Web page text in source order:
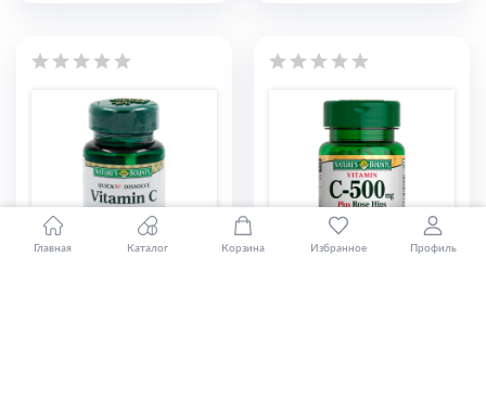
Главная Каталог Корзина Избранное Профиль